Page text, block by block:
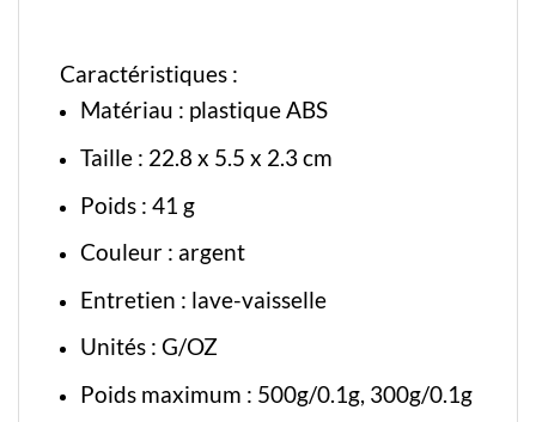
Caractéristiques :
Matériau : plastique ABS
Taille : 22.8 x 5.5 x 2.3 cm
Poids : 41 g
Couleur : argent
Entretien : lave-vaisselle
Unités : G/OZ
Poids maximum : 500g/0.1g, 300g/0.1g